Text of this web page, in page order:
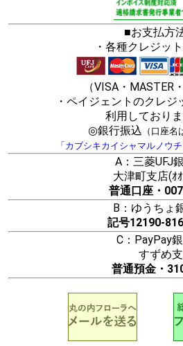
■お支払方
・各種クレジッ
（VISA・MASTER
・ペイジェントのクレジ
利用しておりま
◎銀行振込 （口座名
「カブシキカイシャマルノウチ
A：三菱UFJ
大津町支店(ｵｵ
普通口座・
B：ゆうちょ
記号12190-
C：PayPay
すずめ支
普通預金・